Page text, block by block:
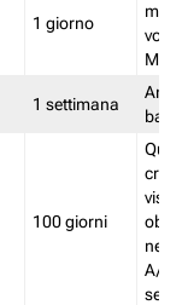
1 giorno
1 settimana
100 giorni
nel
A/B.